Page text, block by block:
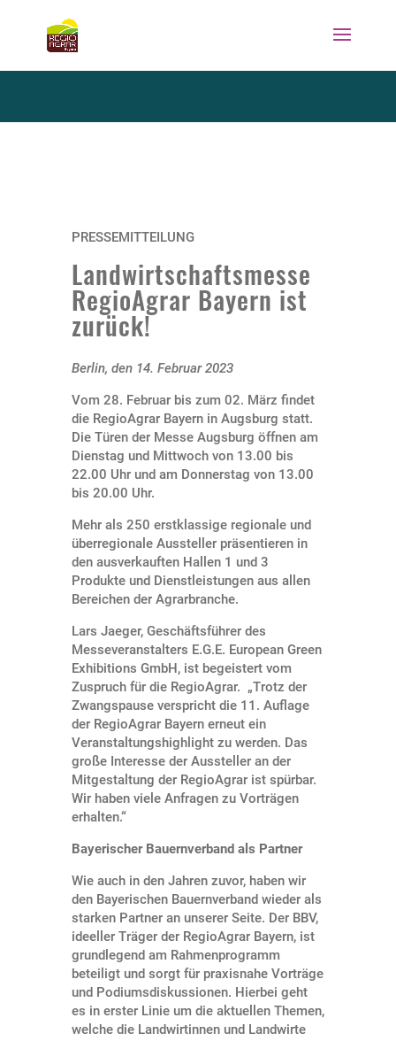
PRESSEMITTEILUNG
Landwirtschaftsmesse
RegioAgrar Bayern ist
zurück!
Berlin, den 14. Februar 2023
Vom 28. Februar bis zum 02. März findet
die RegioAgrar Bayern in Augsburg statt.
Die Türen der Messe Augsburg öffnen am
Dienstag und Mittwoch von 13.00 bis
22.00 Uhr und am Donnerstag von 13.00
bis 20.00 Uhr.
Mehr als 250 erstklassige regionale und
überregionale Aussteller präsentieren in
den ausverkauften Hallen 1 und 3
Produkte und Dienstleistungen aus allen
Bereichen der Agrarbranche.
Lars Jaeger, Geschäftsführer des
Messeveranstalters E.G.E. European Green
Exhibitions GmbH, ist begeistert vom
Zuspruch für die RegioAgrar. „Trotz der
Zwangspause verspricht die 11. Auflage
der RegioAgrar Bayern erneut ein
Veranstaltungshighlight zu werden. Das
große Interesse der Aussteller an der
Mitgestaltung der RegioAgrar ist spürbar.
Wir haben viele Anfragen zu Vorträgen
erhalten.“
Bayerischer Bauernverband als Partner
Wie auch in den Jahren zuvor, haben wir
den Bayerischen Bauernverband wieder als
starken Partner an unserer Seite. Der BBV,
ideeller Träger der RegioAgrar Bayern, ist
grundlegend am Rahmenprogramm
beteiligt und sorgt für praxisnahe Vorträge
und Podiumsdiskussionen. Hierbei geht
es in erster Linie um die aktuellen Themen,
welche die Landwirtinnen und Landwirte